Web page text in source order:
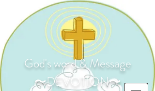
God's word & Message
〜DEVOTION〜